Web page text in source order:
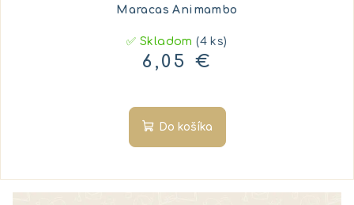
Maracas Animambo
✅ Skladom(4 ks)
6,05 €
Do košíka